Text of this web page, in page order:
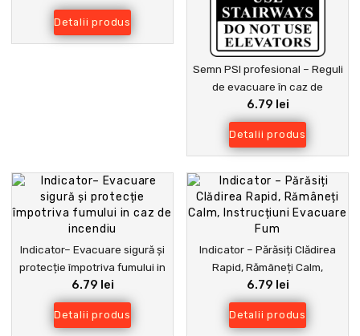
Detalii produs
Semn PSI profesional – Reguli
de evacuare în caz de
incendiu
6.79 lei
Detalii produs
Indicator– Evacuare sigură și
protecție împotriva fumului in
caz de incendiu
6.79 lei
Detalii produs
Indicator – Părăsiți Clădirea
Rapid, Rămâneți Calm,
Instrucțiuni Evacuare Fum
6.79 lei
Detalii produs